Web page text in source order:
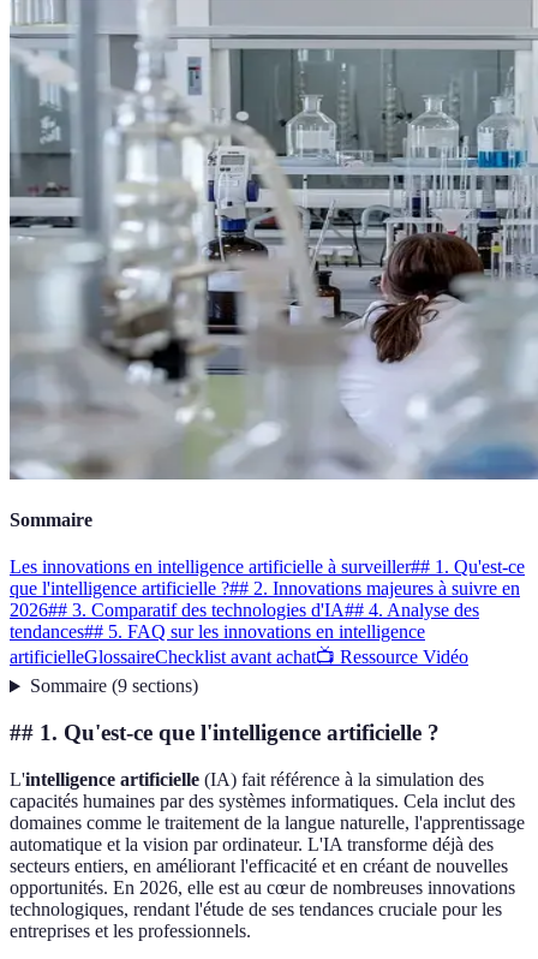
Sommaire
Les innovations en intelligence artificielle à surveiller## 1. Qu'est-ce
que l'intelligence artificielle ?## 2. Innovations majeures à suivre en
2026## 3. Comparatif des technologies d'IA## 4. Analyse des
tendances## 5. FAQ sur les innovations en intelligence
artificielleGlossaireChecklist avant achat📺 Ressource Vidéo
Sommaire(9 sections)
## 1. Qu'est-ce que l'intelligence artificielle ?
L'intelligence artificielle (IA) fait référence à la simulation des
capacités humaines par des systèmes informatiques. Cela inclut des
domaines comme le traitement de la langue naturelle, l'apprentissage
automatique et la vision par ordinateur. L'IA transforme déjà des
secteurs entiers, en améliorant l'efficacité et en créant de nouvelles
opportunités. En 2026, elle est au cœur de nombreuses innovations
technologiques, rendant l'étude de ses tendances cruciale pour les
entreprises et les professionnels.